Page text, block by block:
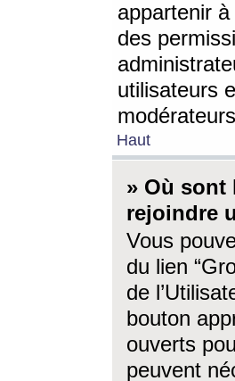
appartenir
des
utilisateurs
Haut
» Où sont
rejoindre
Vous
du lien
de
bouton
ouverts
peuvent